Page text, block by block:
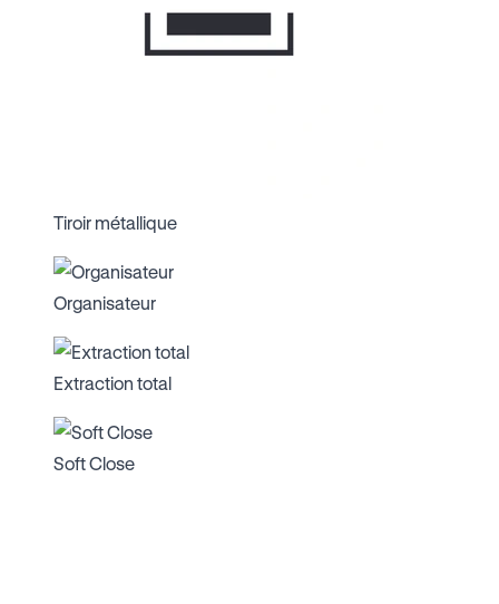
Tiroir métallique
Organisateur
Extraction total
Soft Close